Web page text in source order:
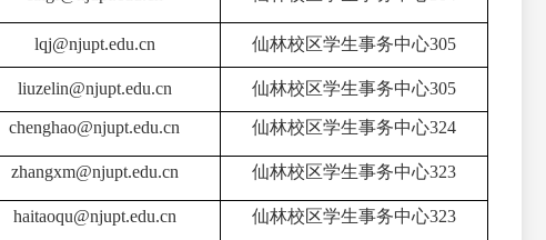
lqj@njupt.edu.cn 仙林校区学生事务中心305
liuzelin@njupt.edu.cn 仙林校区学生事务中心305
chenghao@njupt.edu.cn 仙林校区学生事务中心324
zhangxm@njupt.edu.cn 仙林校区学生事务中心323
haitaoqu@njupt.edu.cn 仙林校区学生事务中心323